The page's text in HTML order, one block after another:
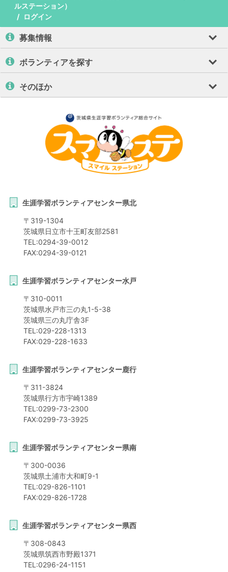
ルステーション）
ログイン
募集情報
ボランティアを探す
そのほか
生涯学習ボランティアセンター県北
〒 319-1304
茨城県日立市十王町友部2581
TEL:0294-39-0012
FAX:0294-39-0121
生涯学習ボランティアセンター水戸
〒 310-0011
茨城県水戸市三の丸1-5-38
茨城県三の丸庁舎3F
TEL:029-228-1313
FAX:029-228-1633
生涯学習ボランティアセンター鹿行
〒 311-3824
茨城県行方市宇崎1389
TEL:0299-73-2300
FAX:0299-73-3925
生涯学習ボランティアセンター県南
〒 300-0036
茨城県土浦市大和町9-1
TEL:029-826-1101
FAX:029-826-1728
生涯学習ボランティアセンター県西
〒 308-0843
茨城県筑西市野殿1371
TEL:0296-24-1151